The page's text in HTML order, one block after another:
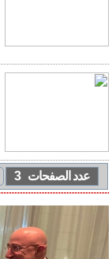
عدد الصفحات 3